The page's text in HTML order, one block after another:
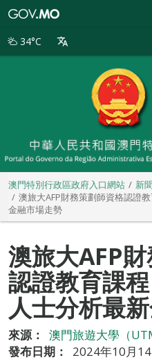
別
34°C
澳門特別行政區政府入口網站
新
澳旅大AFP財務策劃師資格認證
金融市場走勢
澳旅大AFP
認證教育課
人士分析最
來源：
澳門旅遊大學（
發布日期：
2024年10月